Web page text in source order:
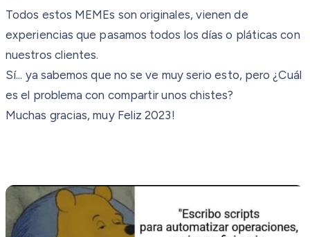
Todos estos MEMEs son originales, vienen de
experiencias que pasamos todos los días o pláticas con
nuestros clientes.
Sí... ya sabemos que no se ve muy serio esto, pero ¿Cuál
es el problema con compartir unos chistes?
Muchas gracias, muy Feliz 2023!